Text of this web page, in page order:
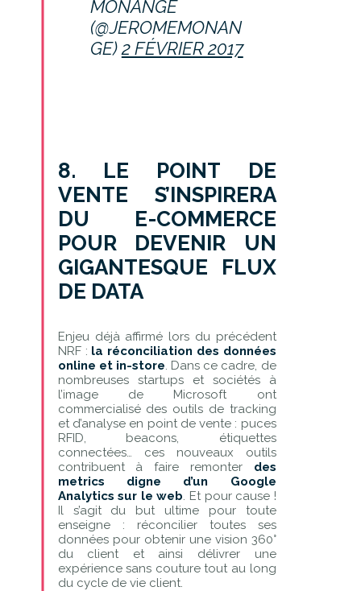
MONANGE
(@JEROMEMONAN
GE)2 FÉVRIER 2017
8. LE POINT DE
VENTE S’INSPIRERA
DU E-COMMERCE
POUR DEVENIR UN
GIGANTESQUE FLUX
DE DATA
Enjeu déjà affirmé lors du précédent
NRF : la réconciliation des données
online et in-store. Dans ce cadre, de
nombreuses startups et sociétés à
l’image de Microsoft ont
commercialisé des outils de tracking
et d’analyse en point de vente : puces
RFID, beacons, étiquettes
connectées… ces nouveaux outils
contribuent à faire remonter des
metrics digne d’un Google
Analytics sur le web. Et pour cause !
Il s’agit du but ultime pour toute
enseigne : réconcilier toutes ses
données pour obtenir une vision 360°
du client et ainsi délivrer une
expérience sans couture tout au long
du cycle de vie client.